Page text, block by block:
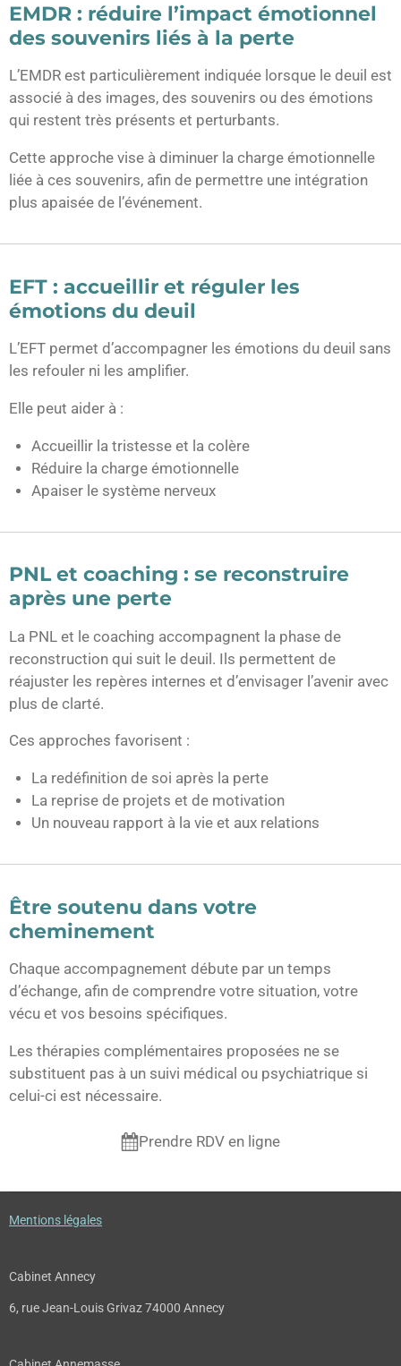
EMDR : réduire l’impact émotionnel
des souvenirs liés à la perte
L’EMDR est particulièrement indiquée lorsque le deuil est
associé à des images, des souvenirs ou des émotions
qui restent très présents et perturbants.
Cette approche vise à diminuer la charge émotionnelle
liée à ces souvenirs, afin de permettre une intégration
plus apaisée de l’événement.
EFT : accueillir et réguler les
émotions du deuil
L’EFT permet d’accompagner les émotions du deuil sans
les refouler ni les amplifier.
Elle peut aider à :
Accueillir la tristesse et la colère
Réduire la charge émotionnelle
Apaiser le système nerveux
PNL et coaching : se reconstruire
après une perte
La PNL et le coaching accompagnent la phase de
reconstruction qui suit le deuil. Ils permettent de
réajuster les repères internes et d’envisager l’avenir avec
plus de clarté.
Ces approches favorisent :
La redéfinition de soi après la perte
La reprise de projets et de motivation
Un nouveau rapport à la vie et aux relations
Être soutenu dans votre
cheminement
Chaque accompagnement débute par un temps
d’échange, afin de comprendre votre situation, votre
vécu et vos besoins spécifiques.
Les thérapies complémentaires proposées ne se
substituent pas à un suivi médical ou psychiatrique si
celui-ci est nécessaire.
Prendre RDV en ligne
Mentions légales
Cabinet Annecy
6, rue Jean-Louis Grivaz 74000 Annecy